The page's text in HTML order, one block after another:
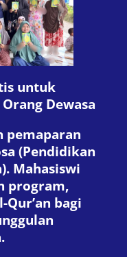
untuk
Dewasa
pemaparan
(Pendidikan
Mahasiswi
program,
bagi